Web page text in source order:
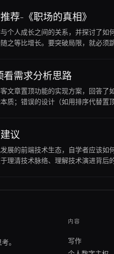
荐-《职场的真相》
个人成长之间的关系，并探讨了
之等比增长。要突破局限，就必
需求分析思路
文章置顶功能的实现方案，回答
质；错误的设计（如用排序代替
议
展的前端技术生态，自学者应该
理清技术脉络、理解技术演进背后
。
内容
写作